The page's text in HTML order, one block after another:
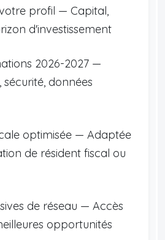
profil — Capital,
d'investissement
2026-2027 —
sécurité, données
optimisée — Adaptée
de résident fiscal ou
de réseau — Accès
opportunités